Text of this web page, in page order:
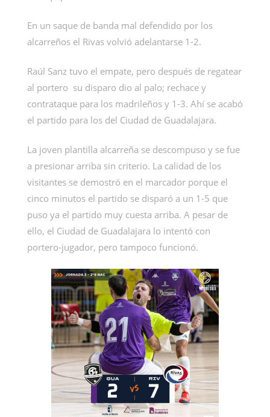
En un saque de banda mal defendido por los
alcarreños el Rivas volvió adelantarse 1-2.
Raúl Sanz tuvo el empate, pero después de regatear
al portero su disparo dio al palo; rechace y
contrataque para los madrileños y 1-3. Ahí se acabó
el partido para los del Ciudad de Guadalajara.
La joven plantilla alcarreña se descompuso y se fue
a presionar arriba sin criterio. La calidad de los
visitantes se demostró en el marcador porque el
cinco minutos el partido se disparó a un 1-5 que
puso ya el partido muy cuesta arriba. A pesar de
ello, el Ciudad de Guadalajara lo intentó con
portero-jugador, pero tampoco funcionó.